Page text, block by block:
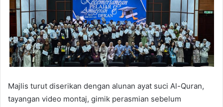
Majlis turut diserikan dengan alunan ayat suci Al-Quran,
tayangan video montaj, gimik perasmian sebelum